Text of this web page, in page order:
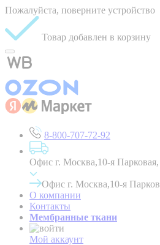
Пожалуйста, поверните устройство
Товар добавлен в корзину
8-800-707-72-92
Офис г. Москва,10-я
Офис г. Москва,10-я
О компании
Контакты
Мембранные ткани
Мой аккаунт